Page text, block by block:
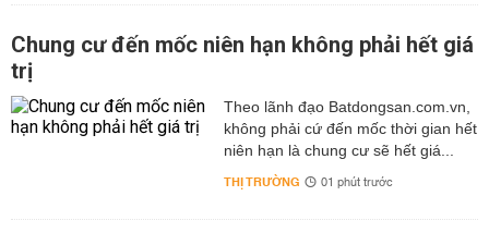
Chung cư đến mốc niên hạn không phải hết giá
trị
Theo lãnh đạo Batdongsan.com.vn,
không phải cứ đến mốc thời gian hết
niên hạn là chung cư sẽ hết giá...
THỊ TRƯỜNG 01 phút trước